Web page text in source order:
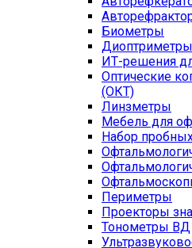
Биометры
Диоптриметры
ИТ-решения
Оптические
(ОКТ)
Линзметры
Мебель для
Набор
Периметры
Проекторы
Тонометры ВД